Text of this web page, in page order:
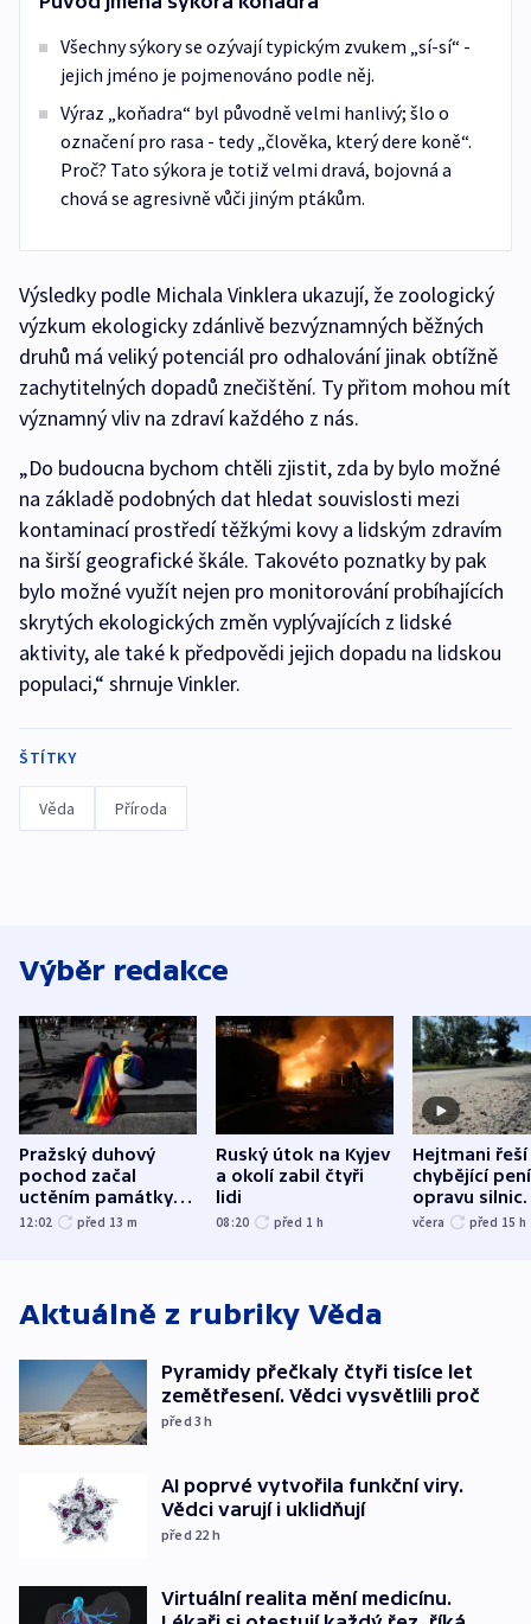
Všechny sýkory se ozývají typickým zvukem „sí-sí“ -
jejich jméno je pojmenováno podle něj.
Výraz „koňadra“ byl původně velmi hanlivý; šlo o
označení pro rasa - tedy „člověka, který dere koně“.
Proč? Tato sýkora je totiž velmi dravá, bojovná a
chová se agresivně vůči jiným ptákům.
Výsledky podle Michala Vinklera ukazují, že zoologický
výzkum ekologicky zdánlivě bezvýznamných běžných
druhů má veliký potenciál pro odhalování jinak obtížně
zachytitelných dopadů znečištění. Ty přitom mohou mít
významný vliv na zdraví každého z nás.
„Do budoucna bychom chtěli zjistit, zda by bylo možné
na základě podobných dat hledat souvislosti mezi
kontaminací prostředí těžkými kovy a lidským zdravím
na širší geografické škále. Takovéto poznatky by pak
bylo možné využít nejen pro monitorování probíhajících
skrytých ekologických změn vyplývajících z lidské
aktivity, ale také k předpovědi jejich dopadu na lidskou
populaci,“ shrnuje Vinkler.
ŠTÍTKY
Věda Příroda
Výběr redakce
Pražský duhový
pochod začal
uctěním památky
obětí berlínského
12:02 před 13 m
Ruský útok na Kyjev
a okolí zabil čtyři
lidi
08:20 před 1 h
Hejtmani řeší
chybějící
opravu silnic.
nenárokové,
včera před 15 h
Aktuálně z rubriky Věda
Pyramidy přečkaly čtyři tisíce let
zemětřesení. Vědci vysvětlili proč
před 3h
AI poprvé vytvořila funkční viry.
Vědci varují i uklidňují
před 22 h
Virtuální realita mění medicínu.